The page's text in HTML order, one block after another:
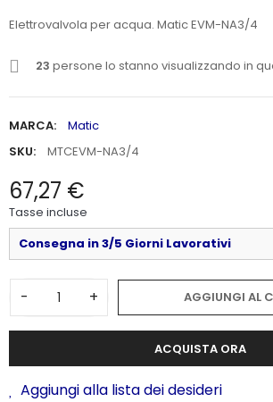
Elettrovalvola per acqua. Matic EVM-NA3/4
23 persone lo stanno visualizzando in
MARCA:
Matic
SKU:
MTCEVM-NA3/4
67,27 €
Tasse incluse
Consegna in 3/5 Giorni Lavorativi
- + AGGIUNGI AL
ACQUISTA ORA
Aggiungi alla lista dei desideri